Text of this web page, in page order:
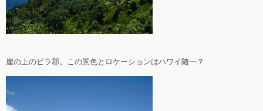
崖の上のビラ郡。この景色とロケーションはハワイ随一？